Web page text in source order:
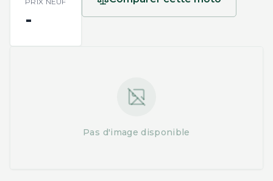
-
Pas d'image disponible